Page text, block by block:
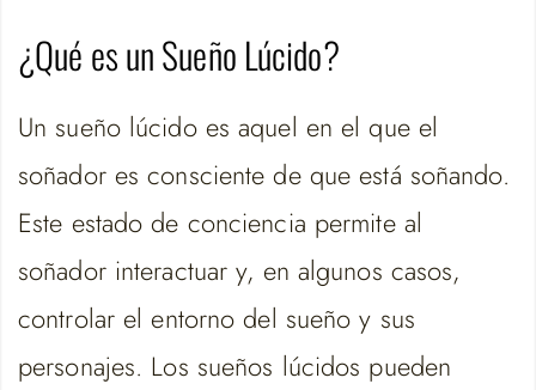
¿Qué es un Sueño Lúcido?
Un sueño lúcido es aquel en el que el
soñador es consciente de que está soñando.
Este estado de conciencia permite al
soñador interactuar y, en algunos casos,
controlar el entorno del sueño y sus
personajes. Los sueños lúcidos pueden